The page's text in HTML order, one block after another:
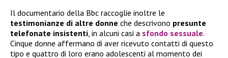
Il documentario della Bbc raccoglie inoltre le
testimonianze di altre donne che descrivono presunte
telefonate insistenti , in alcuni casi a sfondo sessuale.
Cinque donne affermano di aver ricevuto contatti di questo
tipo e quattro di loro erano adolescenti al momento dei